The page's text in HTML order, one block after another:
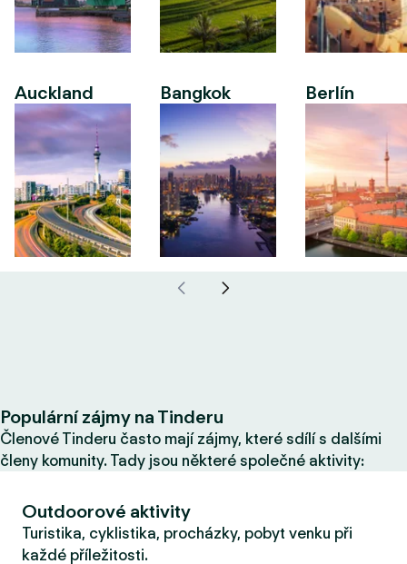
Auckland Bangkok Berlín
Populární zájmy na Tinderu
Členové Tinderu často mají zájmy, které sdílí s dalšími
členy komunity. Tady jsou některé společné aktivity:
Outdoorové aktivity
Turistika, cyklistika, procházky, pobyt venku při
každé příležitosti.